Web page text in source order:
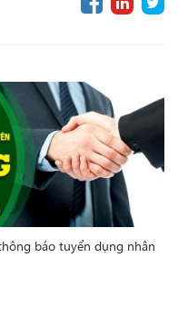
báo tuyển dụng nhân